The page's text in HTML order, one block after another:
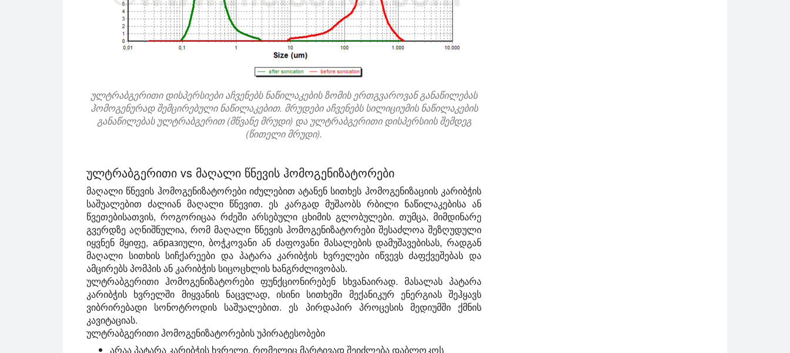
ულტრაბგერითი დისპერსიები აჩვენებს ნაწილაკების ზომის ერთგვაროვან განაწილებას
ჰომოგენურად შემცირებული ნაწილაკებით. მრუდები აჩვენებს სილიციუმის ნაწილაკების
განაწილებას ულტრაბგერით (მწვანე მრუდი) და ულტრაბგერითი დისპერსიის შემდეგ
(წითელი მრუდი).
ულტრაბგერითი vs მაღალი წნევის ჰომოგენიზატორები
მაღალი წნევის ჰომოგენიზატორები იძულებით ატანენ სითხეს ჰომოგენიზაციის კარიბჭის
საშუალებით ძალიან მაღალი წნევით. ეს კარგად მუშაობს რბილი ნაწილაკებისა ან
წვეთებისათვის, როგორიცაა რძეში არსებული ცხიმის გლობულები. თუმცა, მიმდინარე
გვერდზე აღნიშნულია, რომ მაღალი წნევის ჰომოგენიზატორები შესაძლოა შეზღუდული
იყვნენ მყიფე, абразიული, ბოჭკოვანი ან ძაფოვანი მასალების დამუშავებისას, რადგან
მაღალი სითხის სიჩქარეები და პატარა კარიბჭის ხვრელები იწვევს ძაფქვეშებას და
ამცირებს პომპის ან კარიბჭის სიცოცხლის ხანგრძლივობას.
ულტრაბგერითი ჰომოგენიზატორები ფუნქციონირებენ სხვანაირად. მასალას პატარა
კარიბჭის ხვრელში მიყვანის ნაცვლად, ისინი სითხეში მექანიკურ ენერგიას შეჰყავს
ვიბრირებადი სონოტროდის საშუალებით. ეს პირდაპირ პროცესის მედიუმში ქმნის
კავიტაციას.
ულტრაბგერითი ჰომოგენიზატორების უპირატესობები
არაა პატარა კარიბჭის ხვრელი, რომელიც მარტივად შეიძლება დაბლოკოს